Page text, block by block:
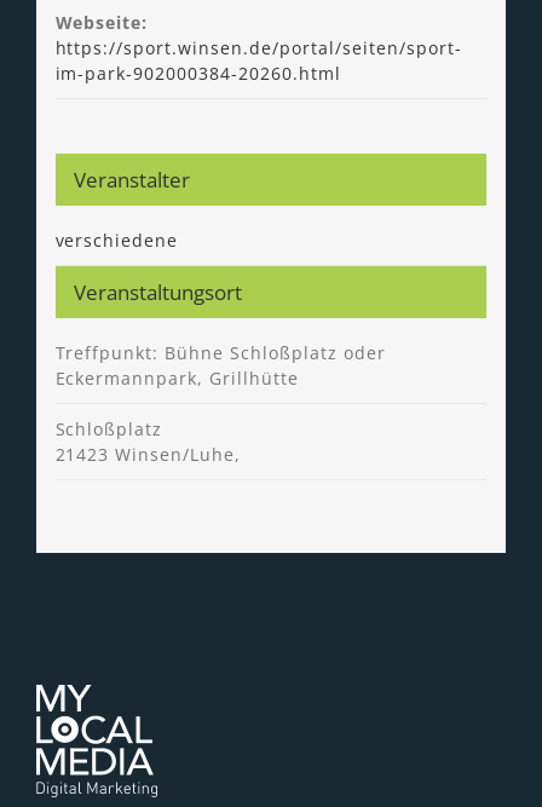
Webseite:
https://sport.winsen.de/portal/seiten/sport-
im-park-902000384-20260.html
Veranstaltungsort
Treffpunkt: Bühne Schloßplatz oder
Eckermannpark, Grillhütte
Schloßplatz
21423 Winsen/Luhe,
Veranstalter
verschiedene